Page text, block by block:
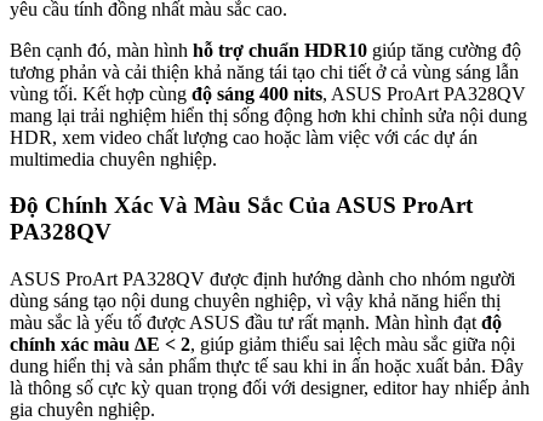
yêu cầu tính đồng nhất màu sắc cao.
Bên cạnh đó, màn hình hỗ trợ chuẩn HDR10 giúp tăng cường độ
tương phản và cải thiện khả năng tái tạo chi tiết ở cả vùng sáng lẫn
vùng tối. Kết hợp cùng độ sáng 400 nits, ASUS ProArt PA328QV
mang lại trải nghiệm hiển thị sống động hơn khi chỉnh sửa nội dung
HDR, xem video chất lượng cao hoặc làm việc với các dự án
multimedia chuyên nghiệp.
Độ Chính Xác Và Màu Sắc Của ASUS ProArt
PA328QV
ASUS ProArt PA328QV được định hướng dành cho nhóm người
dùng sáng tạo nội dung chuyên nghiệp, vì vậy khả năng hiển thị
màu sắc là yếu tố được ASUS đầu tư rất mạnh. Màn hình đạt độ
chính xác màu ΔE < 2, giúp giảm thiểu sai lệch màu sắc giữa nội
dung hiển thị và sản phẩm thực tế sau khi in ấn hoặc xuất bản. Đây
là thông số cực kỳ quan trọng đối với designer, editor hay nhiếp ảnh
gia chuyên nghiệp.